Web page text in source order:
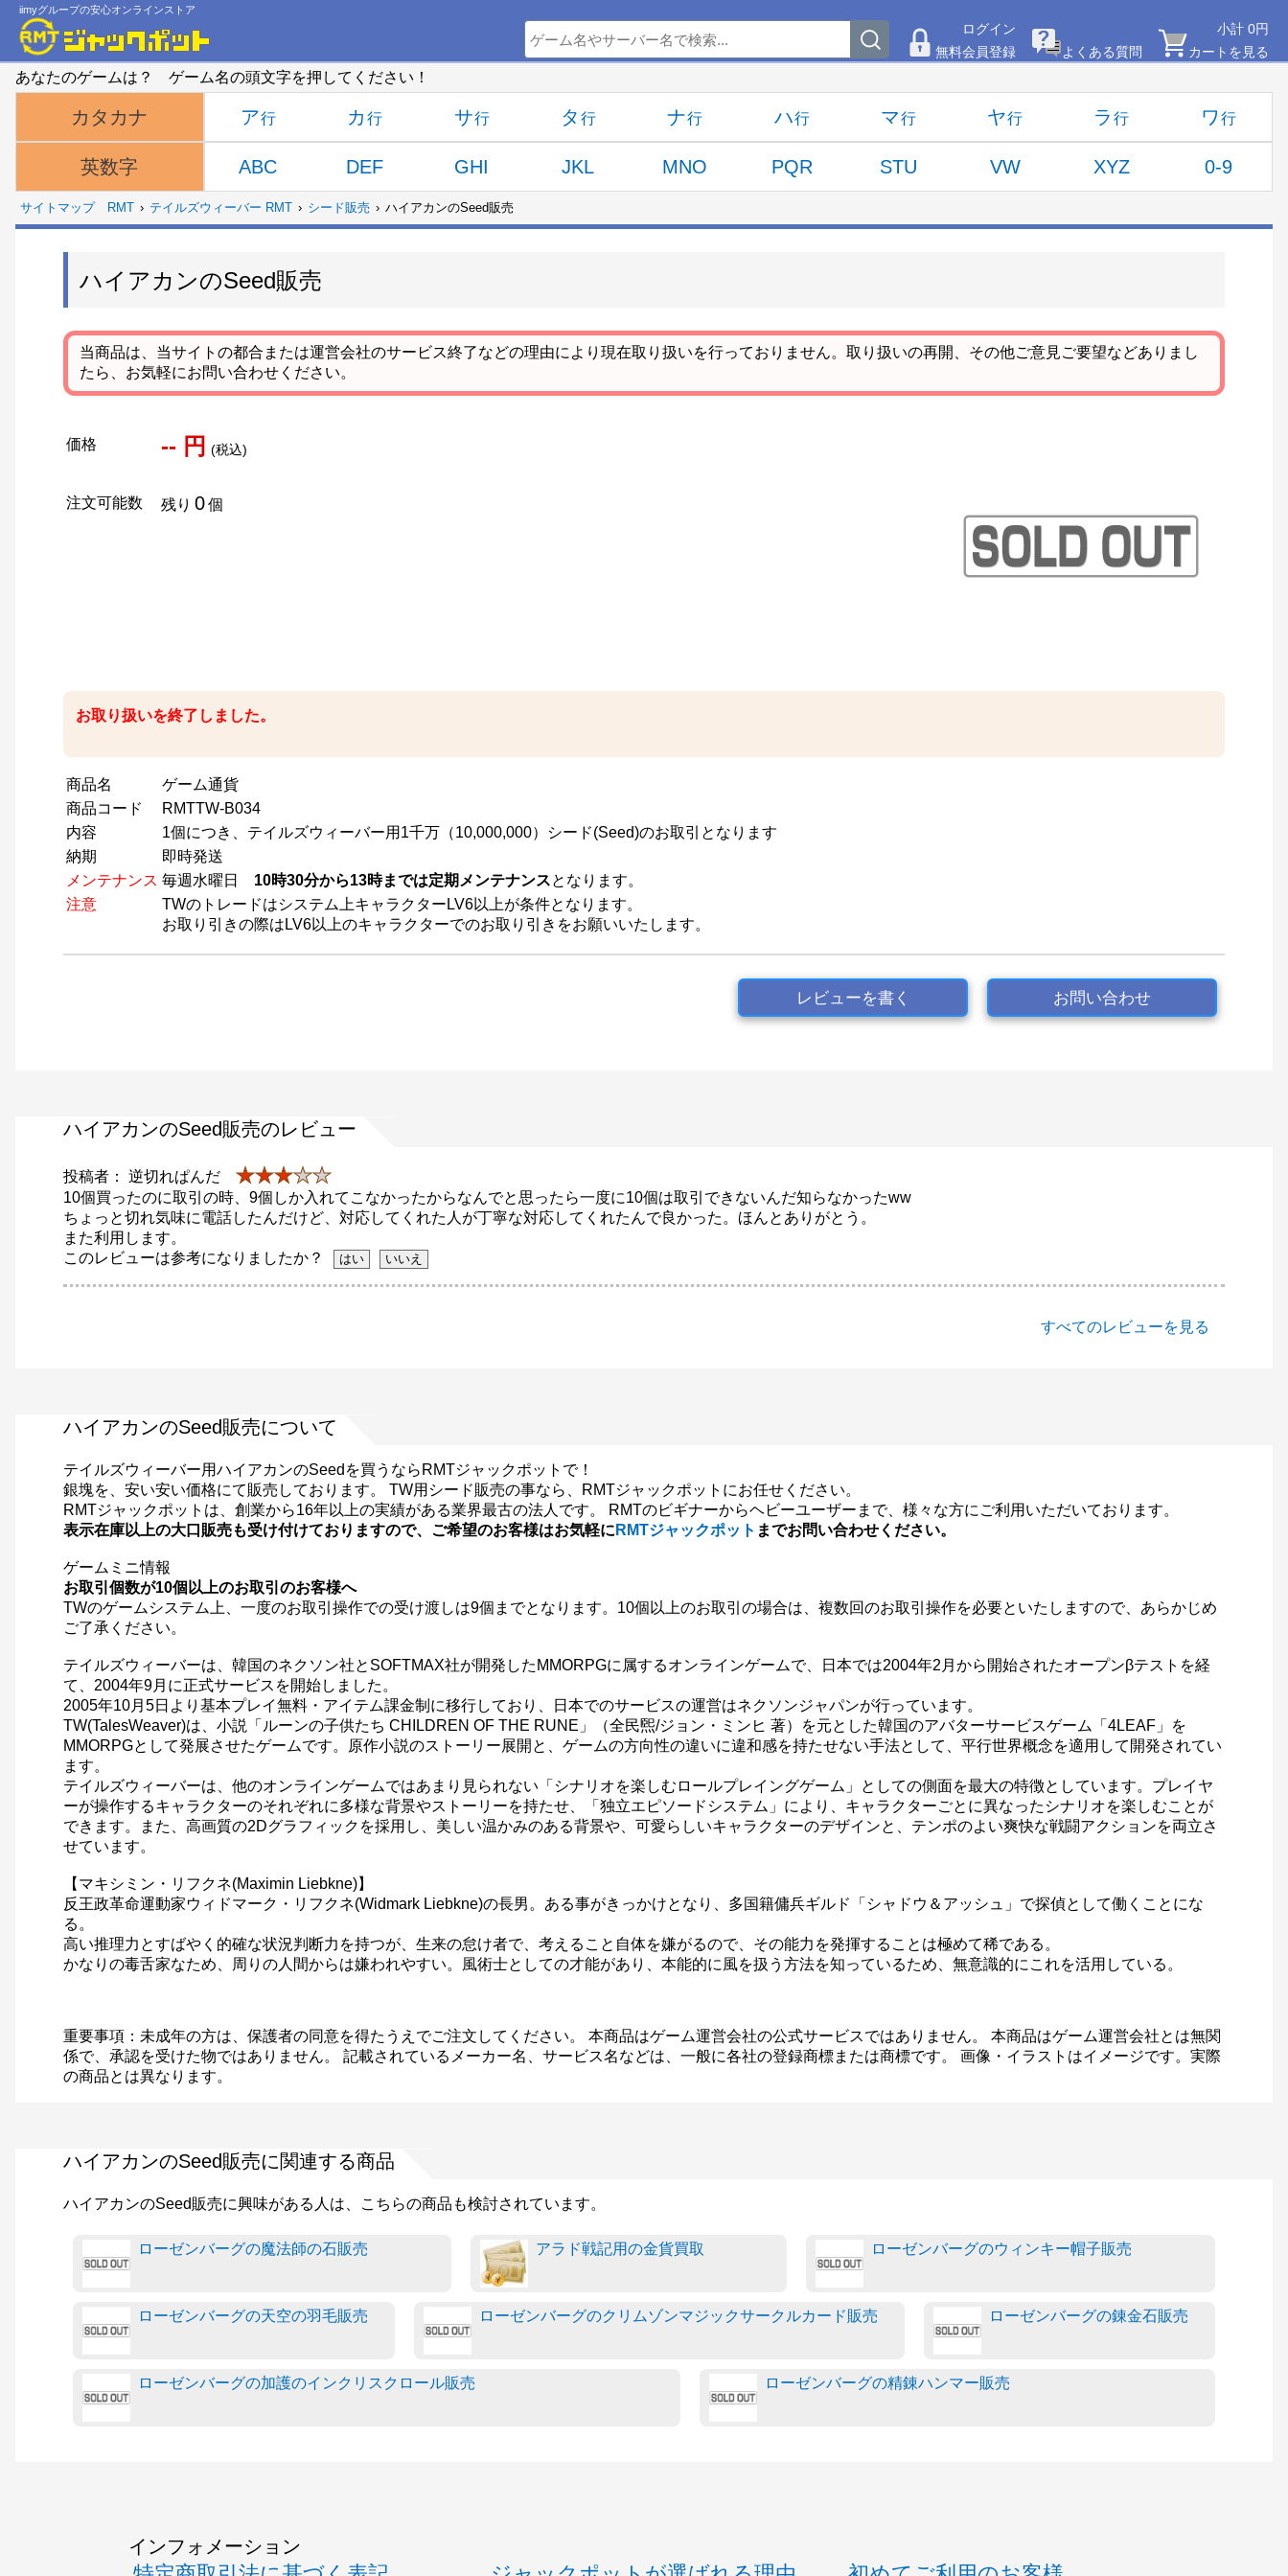
iimyグループの安心オンラインストア
ログイン
無料会員登録
よくある質問
小計 0円
カートを見る
あなたのゲームは？ ゲーム名の頭文字を押してください！
カタカナ
英数字
ア カ サ タ ナ ハ マ ヤ ラ ワ
ABC DEF GHI JKL MNO PQR STU VW XYZ 0-9
サイトマップ RMT テイルズウィーバー RMT シード販売 ハイアカンのSeed販売
ハイアカンのSeed販売
当商品は、当サイトの都合または運営会社のサービス終了などの理由により現在取り扱いを行っておりません。取り扱いの再開、その他ご意見ご要望などありまし
たら、お気軽にお問い合わせください。
価格 -- 円 (税込)
注文可能数 残り 0個
お取り扱いを終了しました。
商品名
ゲーム通貨
商品コード
RMTTW-B034
内容
1個につき、テイルズウィーバー用1千万（10,000,000）シード(Seed)のお取引となります
納期
即時発送
メンテナンス 毎週水曜日 10時30分から13時までは定期メンテナンスとなります。
注意
TWのトレードはシステム上キャラクターLV6以上が条件となります。
お取り引きの際はLV6以上のキャラクターでのお取り引きをお願いいたします。
レビューを書く お問い合わせ
ハイアカンのSeed販売のレビュー
投稿者： 逆切れぱんだ ★★★★★
10個買ったのに取引の時、9個しか入れてこなかったからなんでと思ったら一度に10個は取引できないんだ知らなかったww
ちょっと切れ気味に電話したんだけど、対応してくれた人が丁寧な対応してくれたんで良かった。ほんとありがとう。
また利用します。
このレビューは参考になりましたか？
すべてのレビューを見る
ハイアカンのSeed販売について
テイルズウィーバー用ハイアカンのSeedを買うならRMTジャックポットで！
銀塊を、安い安い価格にて販売しております。 TW用シード販売の事なら、RMTジャックポットにお任せください。
RMTジャックポットは、創業から16年以上の実績がある業界最古の法人です。 RMTのビギナーからヘビーユーザーまで、様々な方にご利用いただいております。
表示在庫以上の大口販売も受け付けておりますので、ご希望のお客様はお気軽に RMTジャックポット までお問い合わせください。
ゲームミニ情報
お取引個数が10個以上のお取引のお客様へ
TWのゲームシステム上、一度のお取引操作での受け渡しは9個までとなります。10個以上のお取引の場合は、複数回のお取引操作を必要といたしますので、あらかじめ
ご了承ください。
テイルズウィーバーは、韓国のネクソン社とSOFTMAX社が開発したMMORPGに属するオンラインゲームで、日本では2004年2月から開始されたオープンβテストを経
て、2004年9月に正式サービスを開始しました。
2005年10月5日より基本プレイ無料・アイテム課金制に移行しており、日本でのサービスの運営はネクソンジャパンが行っています。
TW(TalesWeaver)は、小説「ルーンの子供たち CHILDREN OF THE RUNE」（全民煕/ジョン・ミンヒ 著）を元とした韓国のアバターサービスゲーム「4LEAF」を
MMORPGとして発展させたゲームです。原作小説のストーリー展開と、ゲームの方向性の違いに違和感を持たせない手法として、平行世界概念を適用して開発されてい
ます。
テイルズウィーバーは、他のオンラインゲームではあまり見られない「シナリオを楽しむロールプレイングゲーム」としての側面を最大の特徴としています。プレイヤ
ーが操作するキャラクターのそれぞれに多様な背景やストーリーを持たせ、「独立エピソードシステム」により、キャラクターごとに異なったシナリオを楽しむことが
できます。また、高画質の2Dグラフィックを採用し、美しい温かみのある背景や、可愛らしいキャラクターのデザインと、テンポのよい爽快な戦闘アクションを両立さ
せています。
【マキシミン・リフクネ(Maximin Liebkne)】
反王政革命運動家ウィドマーク・リフクネ(Widmark Liebkne)の長男。ある事がきっかけとなり、多国籍傭兵ギルド「シャドウ＆アッシュ」で探偵として働くことにな
る。
高い推理力とすばやく的確な状況判断力を持つが、生来の怠け者で、考えること自体を嫌がるので、その能力を発揮することは極めて稀である。
かなりの毒舌家なため、周りの人間からは嫌われやすい。風術士としての才能があり、本能的に風を扱う方法を知っているため、無意識的にこれを活用している。
重要事項：未成年の方は、保護者の同意を得たうえでご注文してください。 本商品はゲーム運営会社の公式サービスではありません。 本商品はゲーム運営会社とは無関
係で、承認を受けた物ではありません。 記載されているメーカー名、サービス名などは、一般に各社の登録商標または商標です。 画像・イラストはイメージです。実際
の商品とは異なります。
ハイアカンのSeed販売に関連する商品
ハイアカンのSeed販売に興味がある人は、こちらの商品も検討されています。
ローゼンバーグの魔法師の石販売 アラド戦記用の金貨買取 ローゼンバーグのウィンキー帽子販売
ローゼンバーグの天空の羽毛販売 ローゼンバーグのクリムゾンマジックサークルカード販売 ローゼンバーグの錬金石販売
ローゼンバーグの加護のインクリスクロール販売 ローゼンバーグの精錬ハンマー販売
インフォメーション